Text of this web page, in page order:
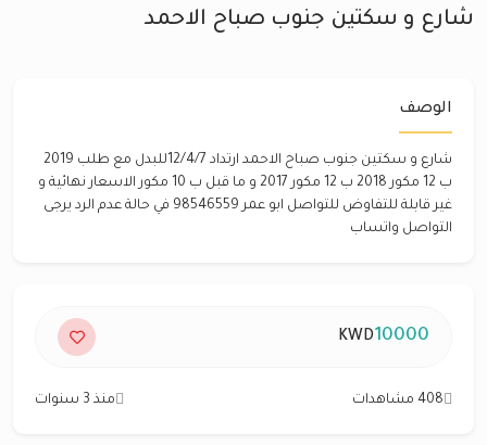
شارع و سكتين جنوب صباح الاحمد
الوصف
شارع و سكتين جنوب صباح الاحمد ارتداد 12/4/7للبدل مع طلب 2019
ب 12 مكور 2018 ب 12 مكور 2017 و ما قبل ب 10 مكور الاسعار نهائية و
غير قابلة للتفاوض للتواصل ابو عمر 98546559 في حالة عدم الرد يرجى
التواصل واتساب
10000
KWD
408 مشاهدات منذ 3 سنوات